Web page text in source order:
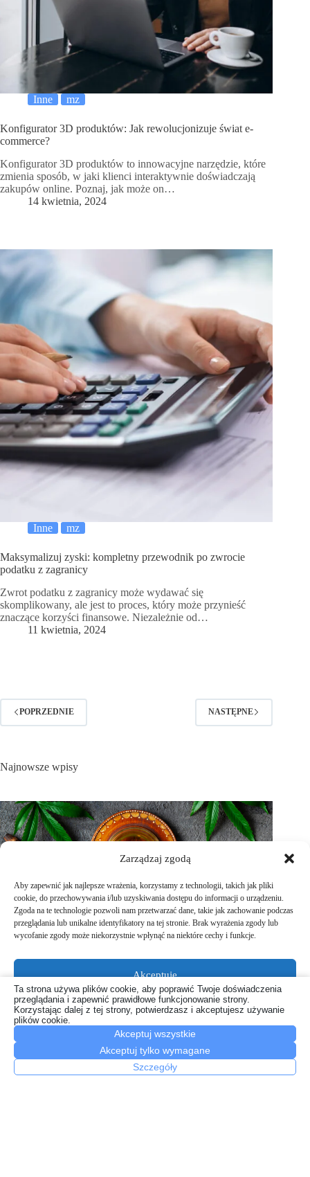
Zarządzaj zgodą
Aby zapewnić jak najlepsze wrażenia, korzystamy z technologii, takich jak pliki
cookie, do przechowywania i/lub uzyskiwania dostępu do informacji o urządzeniu.
Zgoda na te technologie pozwoli nam przetwarzać dane, takie jak zachowanie podczas
przeglądania lub unikalne identyfikatory na tej stronie. Brak wyrażenia zgody lub
wycofanie zgody może niekorzystnie wpłynąć na niektóre cechy i funkcje.
Akceptuję
Odmów
Zobacz preferencje
Polityka plików cookiesPolityka prywatności
Inne mz
Konfigurator 3D produktów: Jak rewolucjonizuje świat e-
commerce?
Konfigurator 3D produktów to innowacyjne narzędzie, które
zmienia sposób, w jaki klienci interaktywnie doświadczają
zakupów online. Poznaj, jak może on…
14 kwietnia, 2024
Inne mz
Maksymalizuj zyski: kompletny przewodnik po zwrocie
podatku z zagranicy
Zwrot podatku z zagranicy może wydawać się
skomplikowany, ale jest to proces, który może przynieść
znaczące korzyści finansowe. Niezależnie od…
11 kwietnia, 2024
POPRZEDNIE NASTĘPNE
Najnowsze wpisy
Olejki CBD a leki – kiedy trzeba uważać?
22 lipca, 2026
Ta strona używa plików cookie, aby poprawić Twoje doświadczenia
przeglądania i zapewnić prawidłowe funkcjonowanie strony.
Korzystając dalej z tej strony, potwierdzasz i akceptujesz używanie
plików cookie.
Akceptuj wszystkie
Akceptuj tylko wymagane
Szczegóły